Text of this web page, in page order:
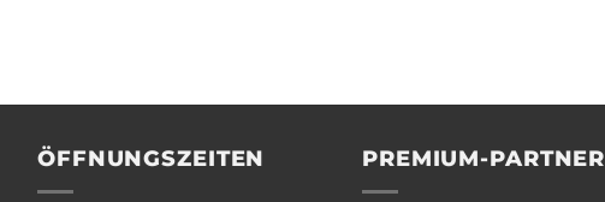
ÖFFNUNGSZEITEN PREMIUM-PARTNER